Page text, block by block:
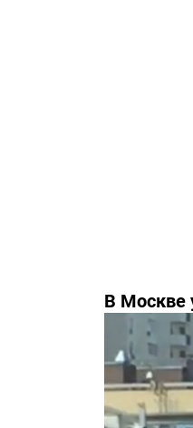
В Москве
Третьяка